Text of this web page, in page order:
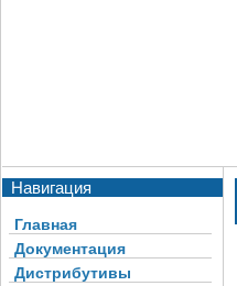
Навигация
Главная
Документация
Дистрибутивы